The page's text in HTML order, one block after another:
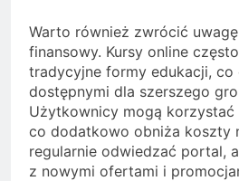
Warto również zwrócić
finansowy. Kursy online
tradycyjne formy edukacji, co
dostępnymi dla szerszego
Użytkownicy mogą
co dodatkowo obniża koszty
regularnie odwiedzać portal,
z nowymi ofertami i